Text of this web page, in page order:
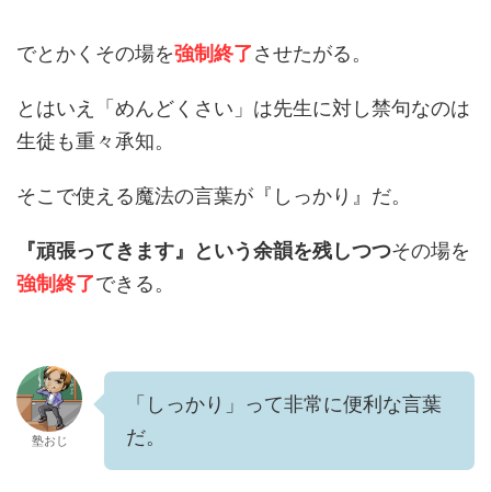
でとかくその場を強制終了させたがる。
とはいえ「めんどくさい」は先生に対し禁句なのは
生徒も重々承知。
そこで使える魔法の言葉が『しっかり』だ。
『頑張ってきます』という余韻を残しつつその場を
強制終了できる。
塾おじ
「しっかり」って非常に便利な言葉
だ。